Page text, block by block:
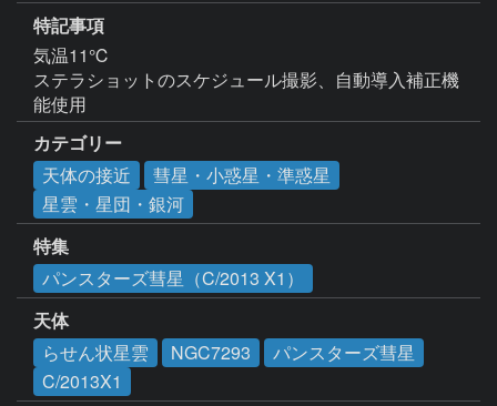
特記事項
気温11℃
ステラショットのスケジュール撮影、自動導入補正機
能使用
カテゴリー
天体の接近
彗星・小惑星・準惑星
星雲・星団・銀河
特集
パンスターズ彗星（C/2013 X1）
天体
らせん状星雲
NGC7293
パンスターズ彗星
C/2013X1